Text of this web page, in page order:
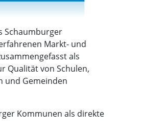
Schaumburger
Markt- und
als
Qualität von Schulen,
und Gemeinden
Kommunen als direkte